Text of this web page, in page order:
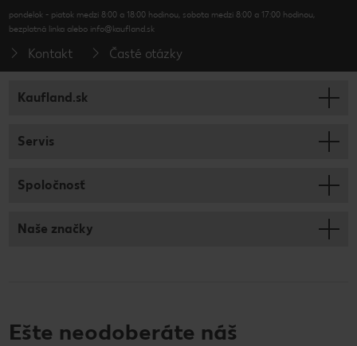
pondelok - piatok medzi 8:00 a 18:00 hodinou, sobota medzi 8:00 a 17:00 hodinou,
bezplatná linka alebo info@kaufland.sk
Kontakt Časté otázky
Kaufland.sk
Servis
Spoločnosť
Naše značky
Ešte neodoberáte náš